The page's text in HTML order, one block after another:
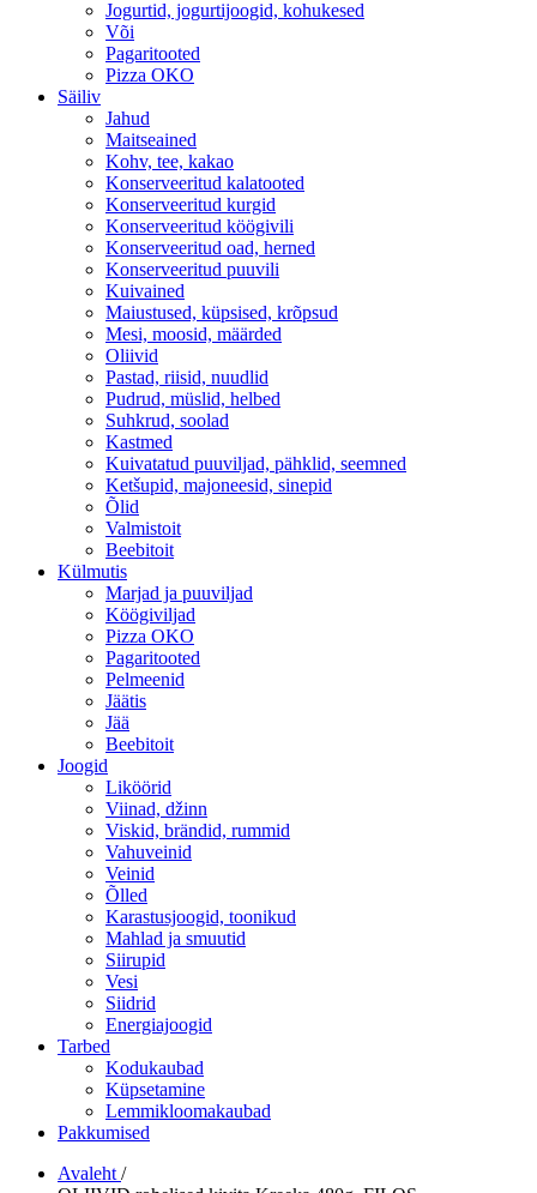
Jogurtid, jogurtijoogid, kohukesed
Või
Pagaritooted
Pizza OKO
Säiliv
Jahud
Maitseained
Kohv, tee, kakao
Konserveeritud kalatooted
Konserveeritud kurgid
Konserveeritud köögivili
Konserveeritud oad, herned
Konserveeritud puuvili
Kuivained
Maiustused, küpsised, krõpsud
Mesi, moosid, määrded
Oliivid
Pastad, riisid, nuudlid
Pudrud, müslid, helbed
Suhkrud, soolad
Kastmed
Kuivatatud puuviljad, pähklid, seemned
Ketšupid, majoneesid, sinepid
Õlid
Valmistoit
Beebitoit
Külmutis
Marjad ja puuviljad
Köögiviljad
Pizza OKO
Pagaritooted
Pelmeenid
Jäätis
Jää
Beebitoit
Joogid
Liköörid
Viinad, džinn
Viskid, brändid, rummid
Vahuveinid
Veinid
Õlled
Karastusjoogid, toonikud
Mahlad ja smuutid
Siirupid
Vesi
Siidrid
Energiajoogid
Tarbed
Kodukaubad
Küpsetamine
Lemmikloomakaubad
Pakkumised
Avaleht /